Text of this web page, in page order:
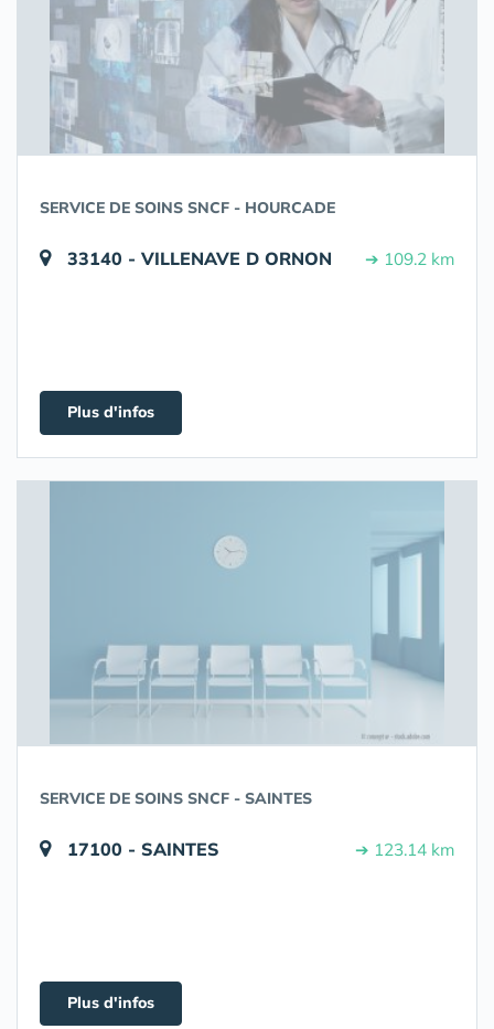
SERVICE DE SOINS SNCF - HOURCADE
33140 - VILLENAVE D ORNON ➔ 109.2 km
Plus d'infos
SERVICE DE SOINS SNCF - SAINTES
17100 - SAINTES ➔ 123.14 km
Plus d'infos